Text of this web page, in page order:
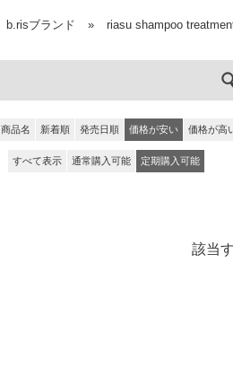
b.risブランド » riasu shampoo
商品名 新着順 発売日順 価格が安い 価格が高
すべて表示 通常購入可能 定期購入可能
該当